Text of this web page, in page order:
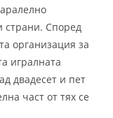
страни. Според
организация за
игралната
двадесет и пет
част от тях се